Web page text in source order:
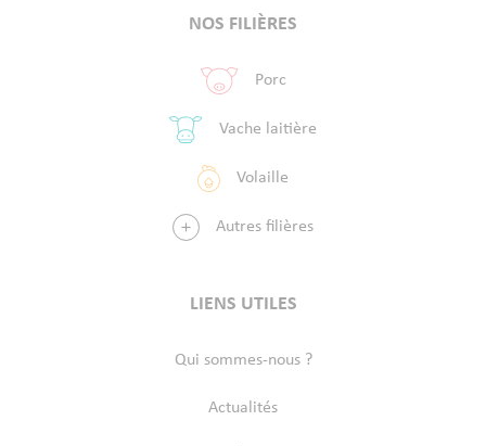
NOS FILIÈRES
Porc
Vache laitière
Volaille
Autres filières
LIENS UTILES
Qui sommes-nous ?
Actualités